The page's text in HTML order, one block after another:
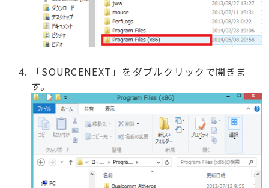
「SOURCENEXT」をダブルクリックで開きま
す。